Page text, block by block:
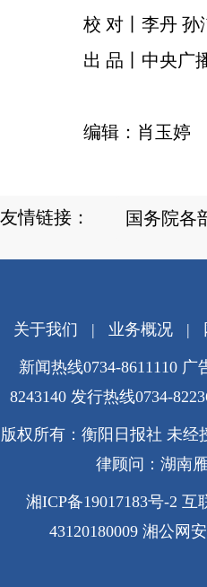
校 对丨李丹 孙
出 品丨中央广
编辑：肖玉婷
友情链接：
关于我们 | 业务概况|
新闻热线0734-8611110 广
8243140 发行热线0734-
版权所有：衡阳日报社 未
律顾问：湖南
湘ICP备19017183号-2 互
43120180009 湘公网